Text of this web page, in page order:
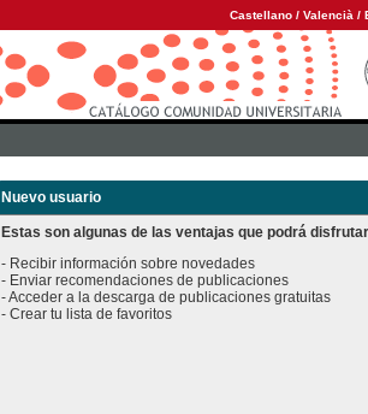
Castellano / Valencià /
Nuevo usuario
Estas son algunas de las ventajas que podrá
- Recibir información sobre novedades
- Enviar recomendaciones de publicaciones
- Acceder a la descarga de publicaciones gratuitas